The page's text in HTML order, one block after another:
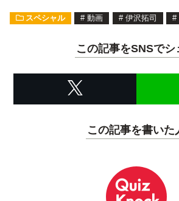
スペシャル # 動画 # 伊沢拓司 #
この記事をSNSでシ
この記事を書いた